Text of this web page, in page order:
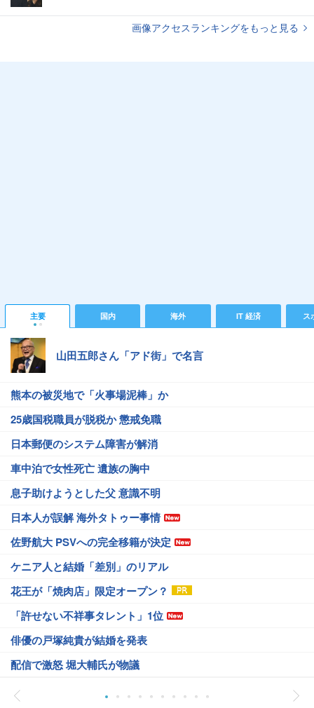
画像アクセスランキングをもっと見る
主要 国内 海外 IT 経済 ス
山田五郎さん「アド街」で名言
熊本の被災地で「火事場泥棒」か
25歳国税職員が脱税か 懲戒免職
日本郵便のシステム障害が解消
車中泊で女性死亡 遺族の胸中
息子助けようとした父 意識不明
日本人が誤解 海外タトゥー事情
佐野航大 PSVへの完全移籍が決定
ケニア人と結婚「差別」のリアル
花王が「焼肉店」限定オープン？
「許せない不祥事タレント」1位
俳優の戸塚純貴が結婚を発表
配信で激怒 堀大輔氏が物議